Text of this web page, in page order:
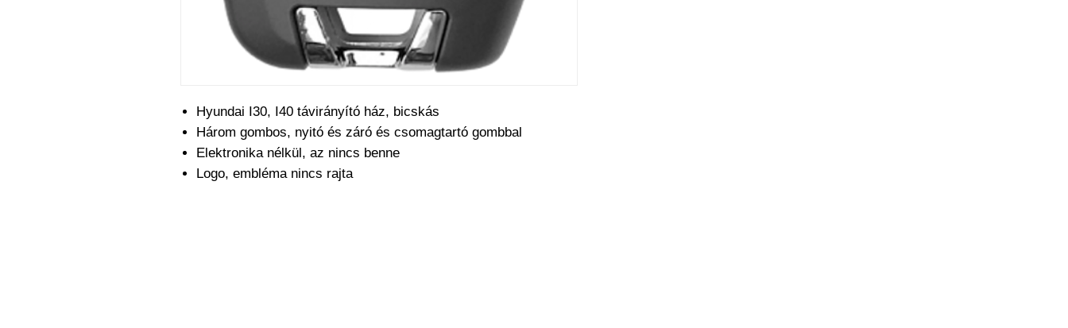
Hyundai I30, I40 távirányító ház, bicskás
Három gombos, nyitó és záró és csomagtartó gombbal
Elektronika nélkül, az nincs benne
Logo, embléma nincs rajta